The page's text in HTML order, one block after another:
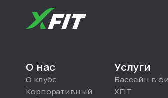
О нас
О клубе
Корпоративный
Услуги
Бассейн в
XFIT